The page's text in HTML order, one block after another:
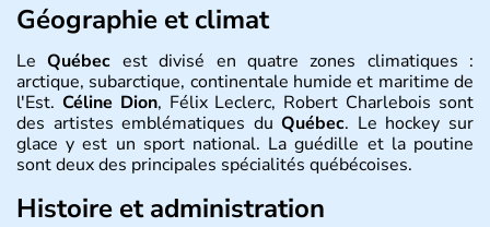
Géographie et climat
LeQuébec est divisé en quatre zones climatiques :
arctique, subarctique, continentale humide et maritime de
l'Est. Céline Dion, Félix Leclerc, Robert Charlebois sont
des artistes emblématiques duQuébec. Le hockey sur
glace y est un sport national. La guédille et la poutine
sont deux des principales spécialités québécoises.
Histoire et administration